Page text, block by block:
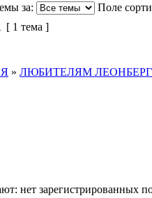
за:
Поле
[ 1 тема ]
» ЛЮБИТЕЛЯМ
нет зарегистрированных